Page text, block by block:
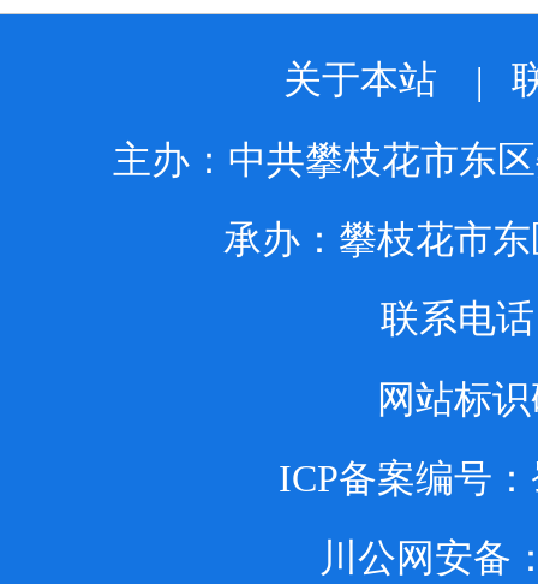
关于本站 |
主办：中共攀枝花市东
承办：攀枝花市
联系电话
网站标
ICP备案编号：
川公网安备